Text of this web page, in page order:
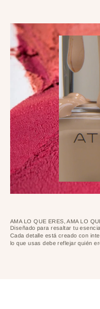
AMA LO QUE ERES, AMA LO
Diseñado para resaltar tu
Cada detalle está creado con
lo que usas debe reflejar quién